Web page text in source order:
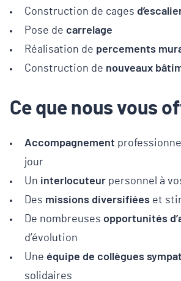
Construction de cages
Pose de carrelage
Réalisation de percements
Construction de nouveaux
Ce que nous vous
Accompagnement
jour
Un interlocuteur personnel à
Des missions diversifiées et
De nombreuses opportunités
d’évolution
Une équipe de collègues
solidaires